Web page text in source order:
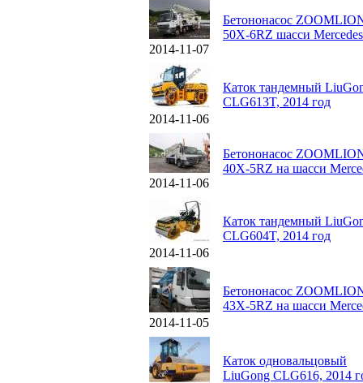
2014-11-07
Бетононасос
50X-6RZ шасси Mercedes
2014-11-06
Каток тандемный
CLG613T, 2014 год
2014-11-06
Бетононасос
40X-5RZ на шасси
2014-11-06
Каток тандемный
CLG604T, 2014 год
2014-11-05
Бетононасос
43X-5RZ на шасси
Каток одновальцовый
LiuGong CLG616, 2014